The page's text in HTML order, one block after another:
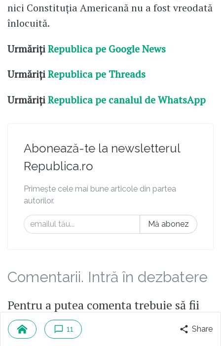
nici Constituţia Americană nu a fost vreodată
înlocuită.
UrmărițiRepublica pe Google News
UrmărițiRepublica pe Threads
UrmărițiRepublica pe canalul de WhatsApp
Abonează-te la newsletterul
Republica.ro
Primește cele mai bune articole din partea
autorilor.
Mă abonez
Comentarii. Intră în dezbatere
Pentru a putea comenta trebuie să fii
logat
11 Share